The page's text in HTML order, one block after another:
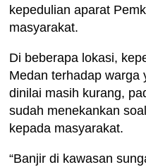
kepedulian aparat
masyarakat.
Di beberapa lokasi,
Medan terhadap warga
dinilai masih kurang,
sudah menekankan
kepada masyarakat.
“Banjir di kawasan